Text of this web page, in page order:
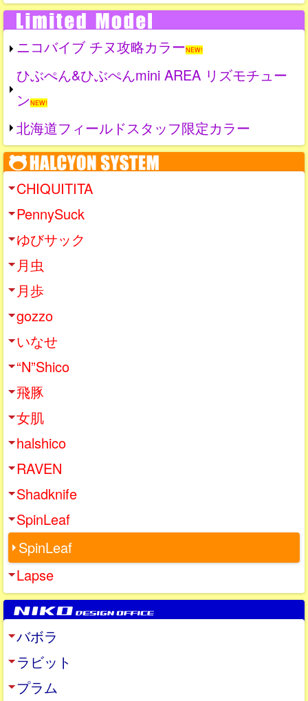
ニコバイブ チヌ攻略カラーNEW!
ひぶぺん&ひぶぺんmini AREA リズモチュー
ンNEW!
北海道フィールドスタッフ限定カラー
CHIQUITITA
PennySuck
ゆびサック
月虫
月歩
gozzo
いなせ
“N”Shico
飛豚
女肌
halshico
RAVEN
Shadknife
SpinLeaf
SpinLeaf
Lapse
バボラ
ラビット
プラム